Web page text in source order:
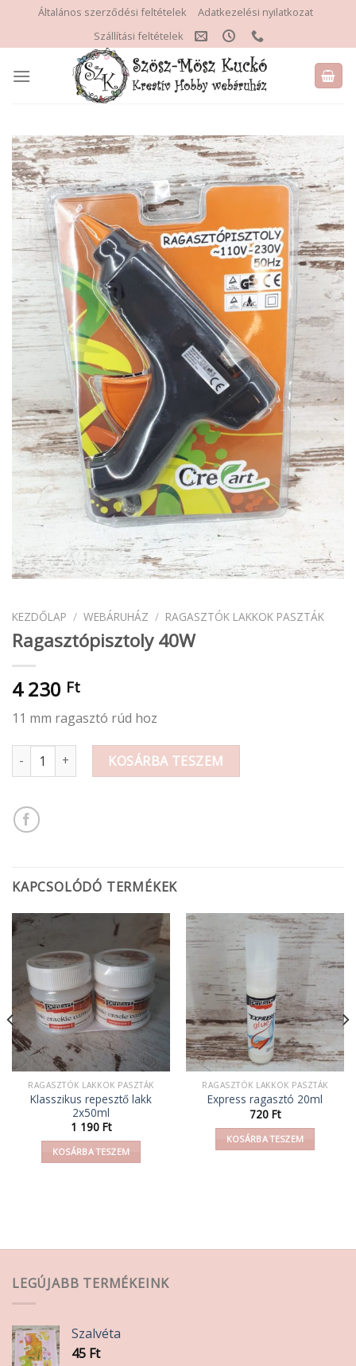
content
Általános szerződési feltételek
Adatkezelési nyilatkozat
Szállítási feltételek
KEZDŐLAP / WEBÁRUHÁZ / RAGASZTÓK LAKKOK PASZTÁK
Ragasztópisztoly 40W
4 230 Ft
11 mm ragasztó rúd hoz
Ragasztópisztoly 40W mennyiség
KOSÁRBA TESZEM
KAPCSOLÓDÓ TERMÉKEK
RAGASZTÓK LAKKOK PASZTÁK
Klasszikus repesztő lakk
2x50ml
1 190 Ft
KOSÁRBA TESZEM
RAGASZTÓK LAKKOK PASZTÁK
Express ragasztó 20ml
720 Ft
KOSÁRBA TESZEM
LEGÚJABB TERMÉKEINK
Szalvéta
45 Ft